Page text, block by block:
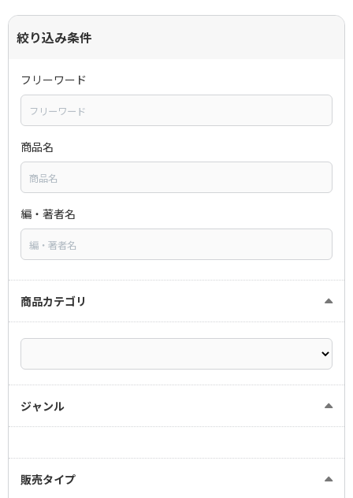
絞り込み条件
フリーワード
商品名
編・著者名
商品カテゴリ
ジャンル
販売タイプ